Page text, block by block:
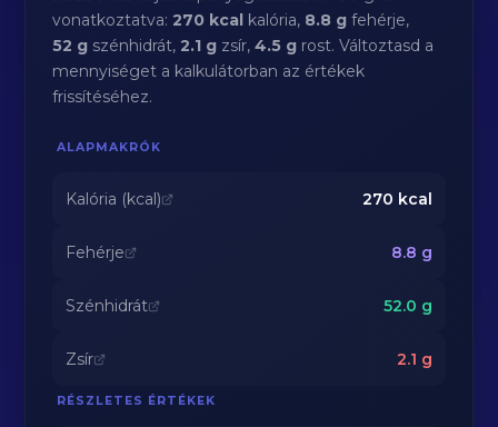
vonatkoztatva:270 kcal kalória, 8.8 g fehérje,
52 g szénhidrát,2.1 g zsír,4.5 g rost. Változtasd a
mennyiséget a kalkulátorban az értékek
frissítéséhez.
ALAPMAKRÓK
Kalória (kcal) 270 kcal
Fehérje 8.8 g
Szénhidrát 52.0 g
Zsír 2.1 g
RÉSZLETES ÉRTÉKEK